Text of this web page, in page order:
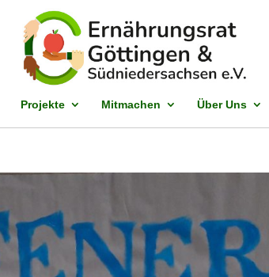
Projekte Mitmachen Über Uns